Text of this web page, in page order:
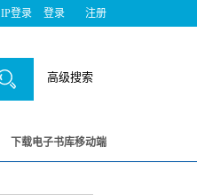
IP登录 登录 注册
高级搜索
下载电子书库移动端